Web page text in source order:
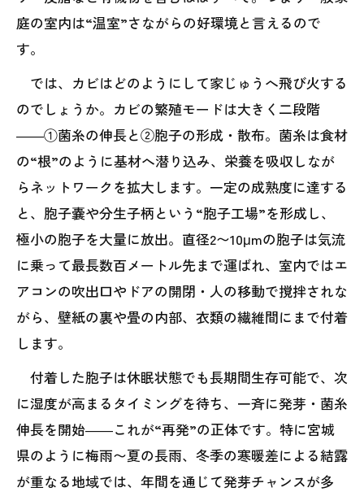
庭の室内は“温室”さながらの好環境と言えるので
す。
では、カビはどのようにして家じゅうへ飛び火する
のでしょうか。カビの繁殖モードは大きく二段階
――①菌糸の伸長と②胞子の形成・散布。菌糸は食材
の“根”のように基材へ潜り込み、栄養を吸収しなが
らネットワークを拡大します。一定の成熟度に達する
と、胞子嚢や分生子柄という“胞子工場”を形成し、
極小の胞子を大量に放出。直径2〜10μmの胞子は気流
に乗って最長数百メートル先まで運ばれ、室内ではエ
アコンの吹出口やドアの開閉・人の移動で撹拌されな
がら、壁紙の裏や畳の内部、衣類の繊維間にまで付着
します。
付着した胞子は休眠状態でも長期間生存可能で、次
に湿度が高まるタイミングを待ち、一斉に発芽・菌糸
伸長を開始――これが“再発”の正体です。特に宮城
県のように梅雨〜夏の長雨、冬季の寒暖差による結露
が重なる地域では、年間を通じて発芽チャンスが多